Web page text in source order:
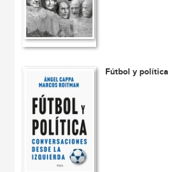
Fútbol y política